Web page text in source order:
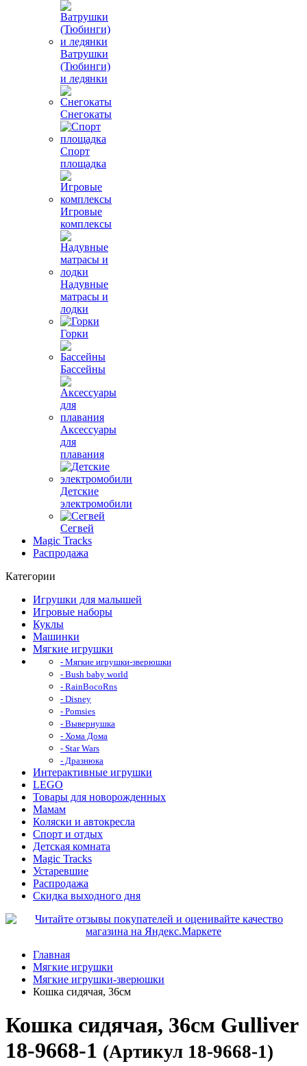
Ватрушки
(Тюбинги)
и ледянки
Снегокаты
Спорт
площадка
Игровые
комплексы
Надувные
матрасы и
лодки
Горки
Бассейны
Аксессуары
для
плавания
Детские
электромобили
Сегвей
Magic Tracks
Распродажа
Категории
Игрушки для малышей
Игровые наборы
Куклы
Машинки
Мягкие игрушки
- Мягкие игрушки-зверюшки
- Bush baby world
- RainBocoRns
- Disney
- Pomsies
- Вывернушка
- Хома Дома
- Star Wars
- Дразнюка
Интерактивные игрушки
LEGO
Товары для новорожденных
Мамам
Коляски и автокресла
Спорт и отдых
Детская комната
Magic Tracks
Устаревшие
Распродажа
Скидка выходного дня
Главная
Мягкие игрушки
Мягкие игрушки-зверюшки
Кошка сидячая, 36см
Кошка сидячая, 36см Gulliver
18-9668-1 (Артикул 18-9668-1)